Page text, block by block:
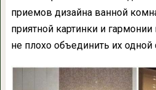
приемов дизайна ванной
приятной картинки и
не плохо объединить их